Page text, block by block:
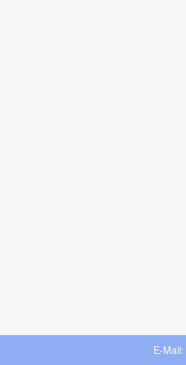
E-Mail: